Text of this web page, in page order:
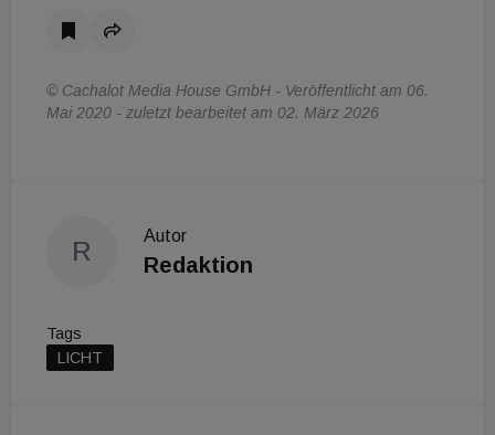
© Cachalot Media House GmbH - Veröffentlicht am 06.
Mai 2020 - zuletzt bearbeitet am 02. März 2026
R
Autor
Redaktion
Tags
LICHT